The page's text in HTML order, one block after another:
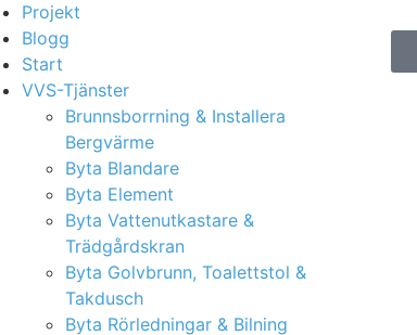
Projekt
Blogg
Start
VVS-Tjänster
Brunnsborrning & Installera
Bergvärme
Byta Blandare
Byta Element
Byta Vattenutkastare &
Trädgårdskran
Byta Golvbrunn, Toalettstol &
Takdusch
Byta Rörledningar & Bilning